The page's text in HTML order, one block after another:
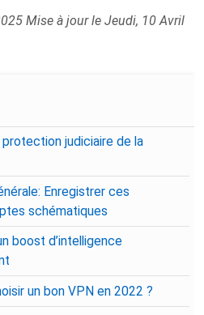
Mise à jour le Jeudi, 10 Avril
judiciaire de la
Enregistrer ces
schématiques
boost d’intelligence
un bon VPN en 2022 ?